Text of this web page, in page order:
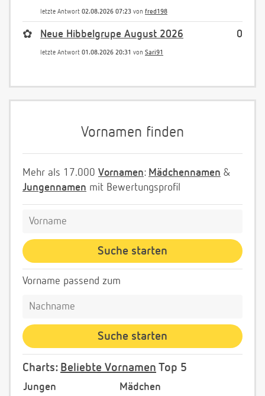
letzte Antwort 02.08.2026 07:23 von fred198
0
✿ Neue Hibbelgrupe August 2026
letzte Antwort 01.08.2026 20:31 von Sari91
Vornamen finden
Mehr als 17.000 Vornamen: Mädchennamen &
Jungennamen mit Bewertungsprofil
Vorname passend zum
Charts: Beliebte Vornamen Top 5
Jungen Mädchen